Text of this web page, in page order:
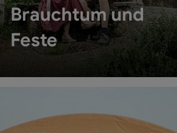
öffnen
Brauchtum und
FesteAlle Veranstaltungen
Von Megastars bis Geheimtipps